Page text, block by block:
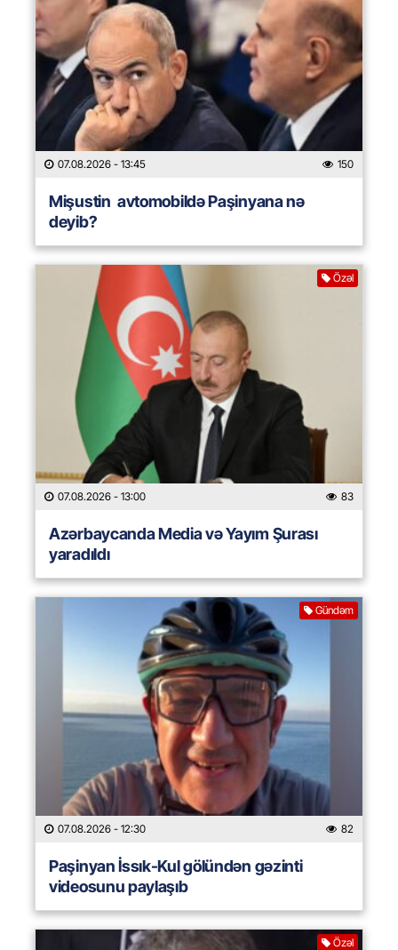
07.08.2026 - 13:45 150
Mişustin avtomobildə Paşinyana nə
deyib?
Özəl
07.08.2026 - 13:00 83
Azərbaycanda Media və Yayım Şurası
yaradıldı
Gündəm
07.08.2026 - 12:30 82
Paşinyan İssık-Kul gölündən gəzinti
videosunu paylaşıb
Özəl